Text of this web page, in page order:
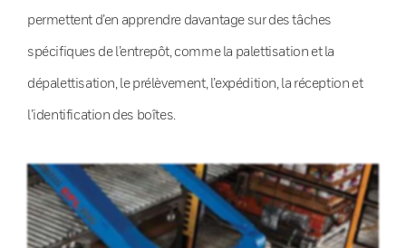
permettent d’en apprendre davantage sur des tâches
spécifiques de l’entrepôt, comme la palettisation et la
dépalettisation, le prélèvement, l’expédition, la réception et
l’identification des boîtes.